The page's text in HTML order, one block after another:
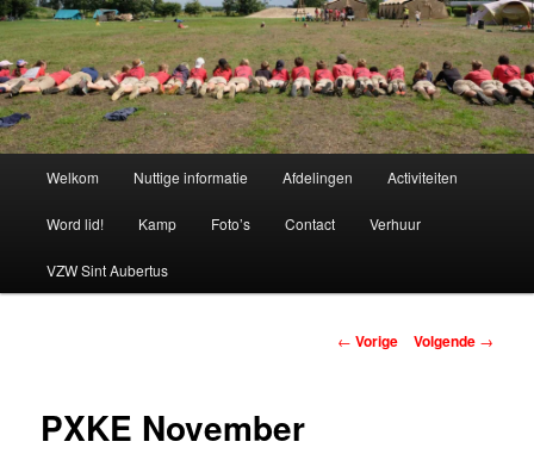
Spring
naar
de
primaire
inhoudChiro Bethanie
Welkom Nuttige informatie Afdelingen Activiteiten
Word lid! Kamp Foto’s Contact Verhuur
VZW Sint Aubertus
Berichtnavigatie
← Vorige Volgende →
PXKE November